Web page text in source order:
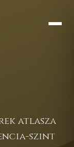
atlasza
szint